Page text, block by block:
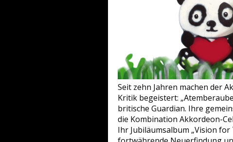
Seit zehn Jahren machen der
Kritik begeistert:
britische Guardian. Ihre
die Kombination Akkordeon-
Ihr Jubiläumsalbum „Vision